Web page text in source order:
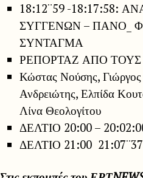
18:12¨59 -18:17:58:
ΣΥΓΓΕΝΩΝ – ΠΑΝΟ_
ΣΥΝΤΑΓΜΑ
ΡΕΠΟΡΤΑΖ ΑΠΟ
Κώστας Νούσης,
Ανδρειώτης, Ελπίδα
Λίνα Θεολογίτου
ΔΕΛΤΙΟ 20:00 –
ΔΕΛΤΙΟ 21:00